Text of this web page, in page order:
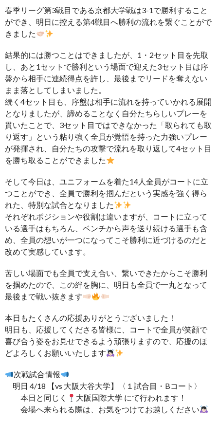
春季リーグ第3戦目である京都大学戦は3-1で勝利すること
ができ、明日に控える第4戦目へ勝利の流れを繋ぐことがで
きました
結果的には勝つことはできましたが、1・2セット目を先取
し、あと1セットで勝利という場面で迎えた3セット目は序
盤から相手に連続得点を許し、最後までリードを奪えない
まま落としてしまいました。
続く4セット目も、序盤は相手に流れを持っていかれる展開
となりましたが、諦めることなく自分たちらしいプレーを
貫いたことで、3セット目ではできなかった「取られても取
り返す」という粘り強く全員が覚悟を持った力強いプレー
が発揮され、自分たちの攻撃で流れを取り返して4セット目
を勝ち取ることができました
そして今日は、ユニフォームを着た14人全員がコートに立
つことができ、全員で勝利を掴んだという実感を強く得ら
れた、特別な試合となりました
それぞれポジションや役割は違いますが、コートに立って
いる選手はもちろん、ベンチから声を送り続ける選手も含
め、全員の想いが一つになってこそ勝利に近づけるのだと
改めて実感しています。
苦しい場面でも全員で支え合い、繋いできたからこそ勝利
を掴めたので、この絆を胸に、明日も全員で一丸となって
最後まで戦い抜きます
本日もたくさんの応援ありがとうございました！
明日も、応援してくださる皆様に、コートで全員が笑顔で
喜び合う姿をお見せできるよう頑張りますので、応援のほ
どよろしくお願いいたします
次戦試合情報
明日 4/18 【vs 大阪大谷大学】〈１試合目・Bコート〉
本日と同じく
大阪国際大学 にて行われます！
会場へ来られる際は、お気をつけてお越しください